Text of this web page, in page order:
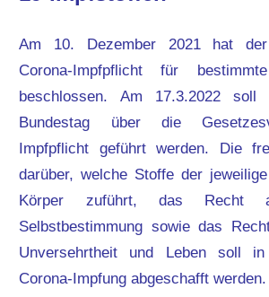
Am 10. Dezember 2021 hat
Corona-Impfpflicht für
beschlossen. Am 17.3.2022
Bundestag über die
Impfpflicht geführt werden. Die
darüber, welche Stoffe der
Körper zuführt, das Recht
Selbstbestimmung sowie das
Unversehrtheit und Leben soll
Corona-Impfung abgeschafft werden.